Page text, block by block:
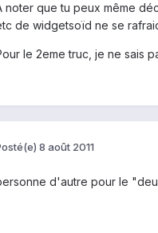
noter que tu peux même
de widgetsoïd ne se
le 2eme truc, je ne sais
8 août 2011
d'autre pour le